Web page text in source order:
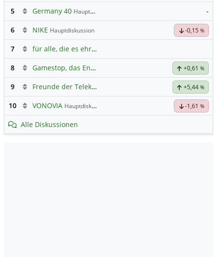
5 Germany 40 Hauptdiskussion -
6 NIKE Hauptdiskussion -0,15 %
7 für alle, die es ehrlich meinen beim Traden.
8 Gamestop, das Ende naht +0,61 %
9 Freunde der Telekom +5,44 %
10 VONOVIA Hauptdiskussion -1,61 %
Alle Diskussionen